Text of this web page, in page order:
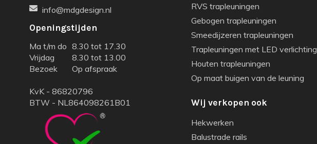
info@mdgdesign.nl
Openingstijden
Ma t/m do 8.30 tot 17.30
Vrijdag
8.30 tot 13.00
Bezoek
Op afspraak
KvK - 86820796
BTW - NL864098261B01
RVS trapleuningen
Gebogen trapleuningen
Smeedijzeren trapleuningen
Trapleuningen met LED verlichting
Houten trapleuningen
Op maat buigen van de leuning
Wij verkopen ook
Hekwerken
Balustrade rails